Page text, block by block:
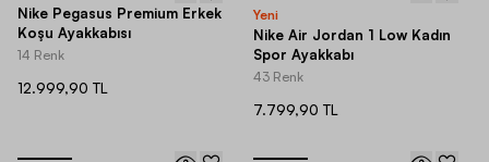
Nike Pegasus Premium Erkek
Koşu Ayakkabısı
14 Renk
12.999,90 TL
Yeni
Nike Air Jordan 1 Low Kadın
Spor Ayakkabı
43 Renk
7.799,90 TL